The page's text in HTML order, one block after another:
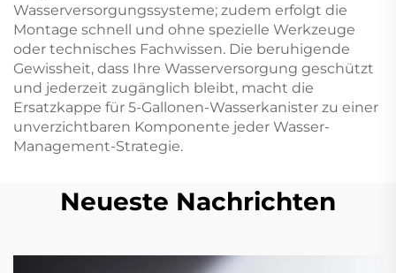
Wasserversorgungssysteme; zudem erfolgt die
Montage schnell und ohne spezielle Werkzeuge
oder technisches Fachwissen. Die beruhigende
Gewissheit, dass Ihre Wasserversorgung geschützt
und jederzeit zugänglich bleibt, macht die
Ersatzkappe für 5-Gallonen-Wasserkanister zu einer
unverzichtbaren Komponente jeder Wasser-
Management-Strategie.
Neueste Nachrichten